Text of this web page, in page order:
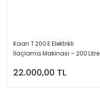
Kaan T 200 E Elektrikli
İlaçlama Makinası – 200 Litre
Basınç
22.000,00 TL